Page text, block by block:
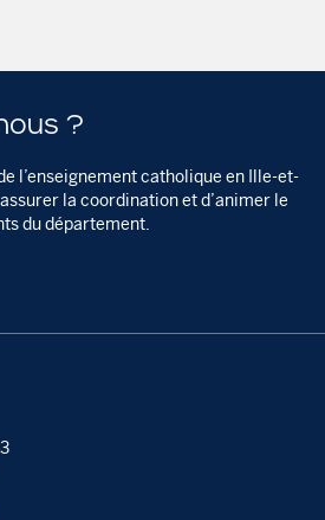
?
l’enseignement catholique en Ille-et-
la coordination et d’animer le
du département.